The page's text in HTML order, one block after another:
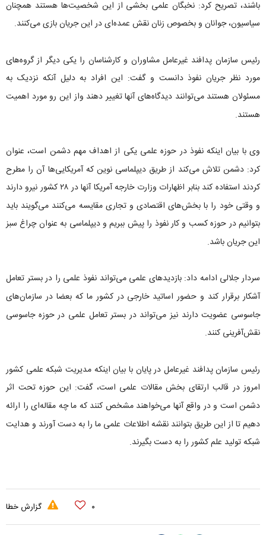
باشند، تصریح کرد: نخبگان علمی بخشی از این شخصیت‌ها هستند همچنان
سیاسیون، جوانان و بخصوص زنان نقش عمده‌ای در این جریان بازی می‌کنند.
رئیس سازمان پدافند غیرعامل مشاوران و کارشناسان را یکی دیگر از گروه‌های
مورد نظر جریان نفوذ دانست و گفت: این افراد به دلیل آنکه نزدیک به
مسئولان هستند می‌توانند دیدگاه‌های آنها تغییر دهند واز این رو مورد اهمیت
هستند.
وی با بیان اینکه نفوذ در حوزه علمی یکی از اهداف مهم دشمن است، عنوان
کرد: دشمن تلاش می‌کند از طریق دیپلماسی نوین که آمریکایی‌ها آن را مطرح
کردند استفاده کند بنابر اظهارات وزارت خارجه آمریکا آنها در ۲۸ کشور نیرو دارند
و وقتی خود را با بخش‌های اقتصادی و تجاری مقایسه می‌کنند می‌گویند باید
بتوانیم در حوزه کسب و کار نفوذ را پیش ببریم و دیپلماسی به عنوان چراغ سبز
این جریان باشد.
سردار جلالی ادامه داد: بازدیدهای علمی می‌تواند نفوذ علمی را در بستر تعامل
آشکار برقرار کند و حضور اساتید خارجی در کشور ما که بعضا در سازمان‌های
جاسوسی عضویت دارند نیز می‌تواند در بستر تعامل علمی در حوزه جاسوسی
نقش‌آفرینی کنند.
رئیس سازمان پدافند غیرعامل در پایان با بیان اینکه مدیریت شبکه علمی کشور
امروز در قالب ارتقای بخش مقالات علمی است، گفت: این حوزه تحت اثر
دشمن است و در واقع آنها می‌خواهند مشخص کنند که ما چه مقاله‌ای را ارائه
دهیم تا از این طریق بتوانند نقشه اطلاعات علمی ما را به دست آورند و هدایت
شبکه تولید علم کشور را به دست بگیرند.
۰ گزارش خطا